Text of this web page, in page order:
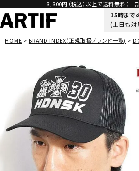
8,800円（税込）以上で送料無料（一
15時まで
(土日も対
HOME BRAND INDEX(正規取扱ブランド一覧)